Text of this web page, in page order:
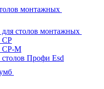
монтажных
столов монтажных
СР
СР-М
Профи Esd